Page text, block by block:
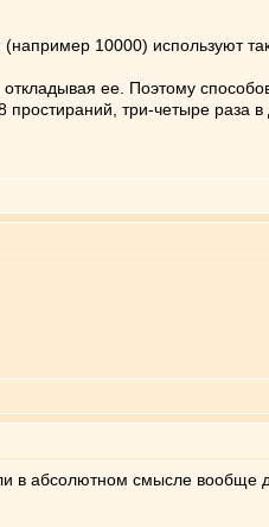
10000) используют так
ее. Поэтому
три-четыре раза
в абсолютном смысле вообще